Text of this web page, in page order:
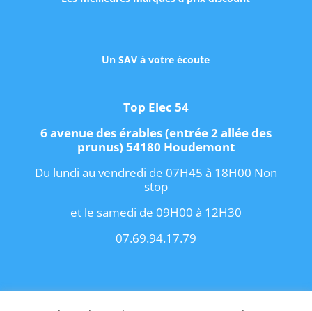
Un SAV à votre écoute
Top Elec 54
6 avenue des érables (entrée 2 allée des
prunus) 54180 Houdemont
Du lundi au vendredi de 07H45 à 18H00 Non
stop
et le samedi de 09H00 à 12H30
07.69.94.17.79
Copyright 2021 IConditions Générales de